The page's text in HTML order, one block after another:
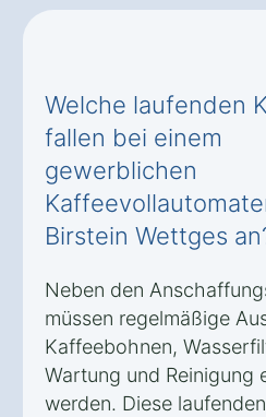
Welche laufenden
fallen bei einem
gewerblichen
Birstein Wettges
Neben den
müssen regelmäßige
Kaffeebohnen,
Wartung und Reinigung
werden. Diese